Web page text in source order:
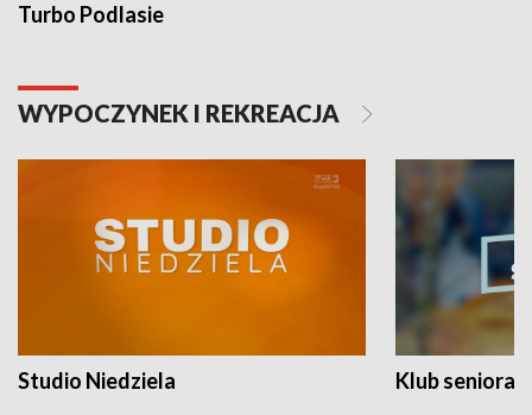
Turbo Podlasie
WYPOCZYNEK I REKREACJA
Studio Niedziela Klub seniora